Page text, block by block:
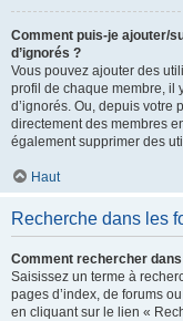
Comment puis-je ajouter/
d’ignorés ?
Vous pouvez ajouter des
profil de chaque membre, il
d’ignorés. Ou, depuis votre
directement des membres
également supprimer des
Haut
Recherche dans les
Comment rechercher
Saisissez un terme à
pages d’index, de forums
en cliquant sur le lien «